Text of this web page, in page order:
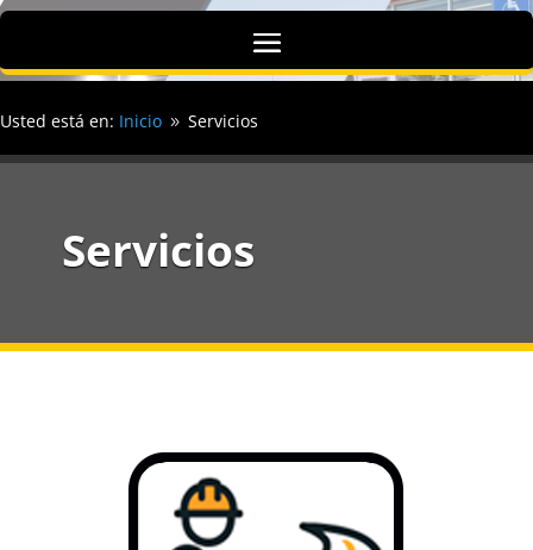
Usted está en: Inicio 9 Servicios
Servicios